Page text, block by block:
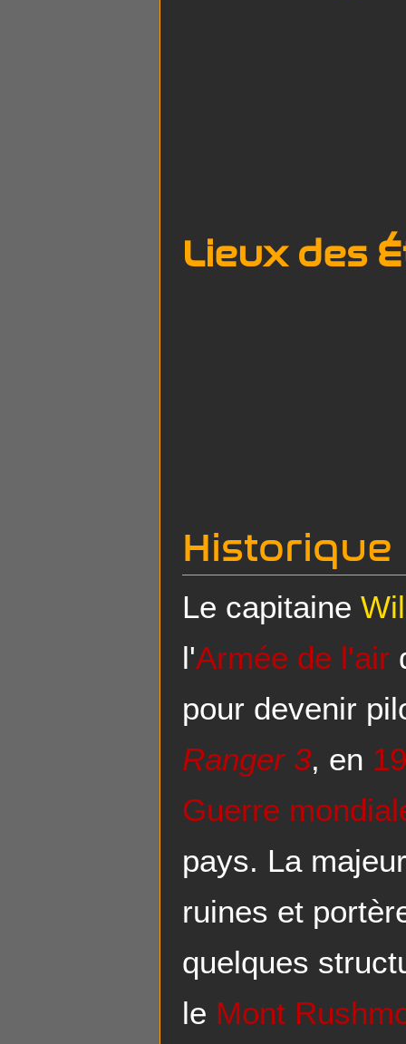
Lieux des
Historique
Le capitaine
l'Armée de l'air
pour devenir
Ranger 3, en
Guerre
pays. La
ruines et
quelques
le Mont